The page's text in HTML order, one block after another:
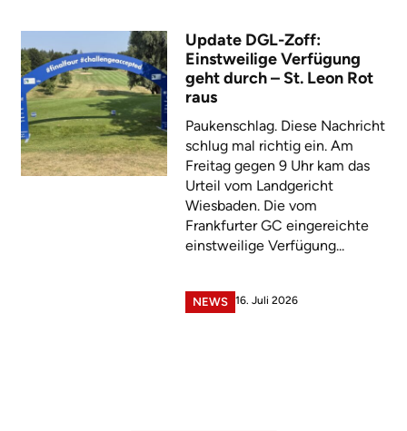
Update DGL-Zoff:
Einstweilige Verfügung
geht durch – St. Leon Rot
raus
Paukenschlag. Diese Nachricht
schlug mal richtig ein. Am
Freitag gegen 9 Uhr kam das
Urteil vom Landgericht
Wiesbaden. Die vom
Frankfurter GC eingereichte
einstweilige Verfügung...
NEWS 16. Juli 2026